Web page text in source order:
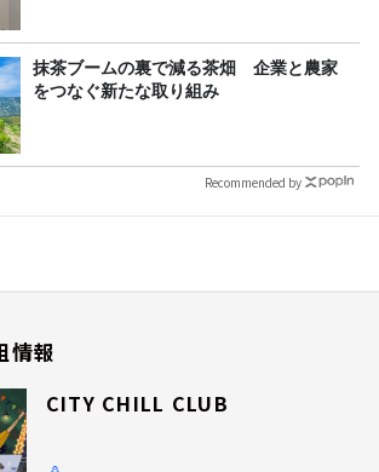
抹茶ブームの裏で減る茶畑 企業と農家
をつなぐ新たな取り組み
Recommended by
情報
CITY CHILL CLUB